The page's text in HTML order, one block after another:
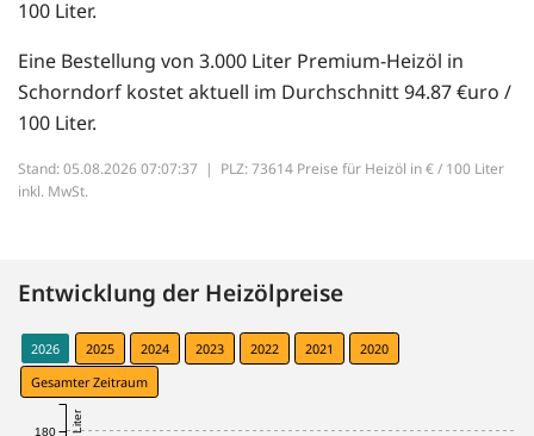
100 Liter.
Eine Bestellung von 3.000 Liter Premium-Heizöl in
Schorndorf kostet aktuell im Durchschnitt 94.87 €uro /
100 Liter.
Stand: 05.08.2026 07:07:37 | PLZ: 73614 Preise für Heizöl in € / 100 Liter
inkl. MwSt.
Entwicklung der Heizölpreise
2026 2025 2024 2023 2022 2021
2020
Gesamter Zeitraum
180